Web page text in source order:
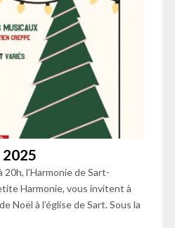
l’Harmonie de Sart-
Harmonie, vous invitent à
Noël à l’église de Sart. Sous la